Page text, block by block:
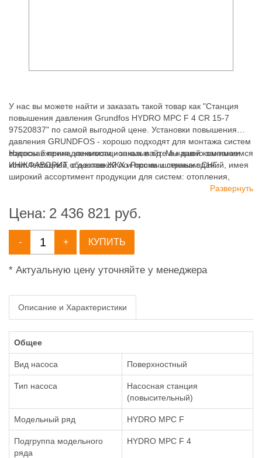
У нас вы можете найти и заказать такой товар как "Станция
повышения давления Grundfos HYDRO MPC F 4 CR 15-7
97520837" по самой выгодной цене. Установки повышения
давления GRUNDFOS - хорошо подходят для монтажа систем
водоснабжения, канализационных и т.д. Мы давно занимаемся
комплектацией объектов ЖКХ и промышленных зданий, имея
широкий ассортимент продукции для систем: отопления,
Насосы и принадлежности - заказывайте в нашей компании
ИНЖФАВОРИТ, с доставкой по России и странам СНГ.
Развернуть
Цена: 2 436 821 руб.
- + КУПИТЬ
* Актуальную цену уточняйте у менеджера
Описание и Характеристики
Общее
Вид насоса Поверхностный
Тип насоса
Насосная станция
(повысительный)
Модельный ряд HYDRO MPC F
Подгруппа модельного
ряда
HYDRO MPC F 4